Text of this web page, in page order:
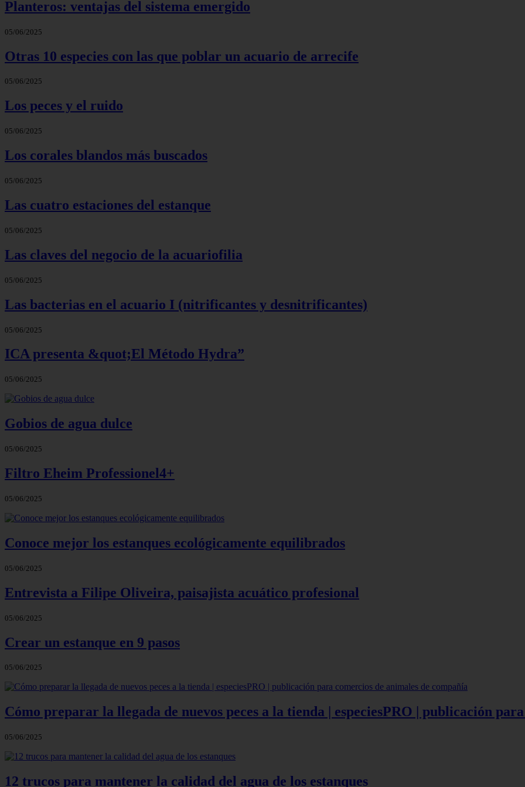
Planteros: ventajas del sistema emergido
05/06/2025
Otras 10 especies con las que poblar un acuario de arrecife
05/06/2025
Los peces y el ruido
05/06/2025
Los corales blandos más buscados
05/06/2025
Las cuatro estaciones del estanque
05/06/2025
Las claves del negocio de la acuariofilia
05/06/2025
Las bacterias en el acuario I (nitrificantes y desnitrificantes)
05/06/2025
ICA presenta &quot;El Método Hydra”
05/06/2025
Gobios de agua dulce
05/06/2025
Filtro Eheim Professionel4+
05/06/2025
Conoce mejor los estanques ecológicamente equilibrados
05/06/2025
Entrevista a Filipe Oliveira, paisajista acuático profesional
05/06/2025
Crear un estanque en 9 pasos
05/06/2025
Cómo preparar la llegada de nuevos peces a la tienda | especiesPRO | publicación
05/06/2025
12 trucos para mantener la calidad del agua de los estanques